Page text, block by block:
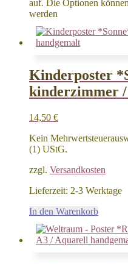
auf. Die Optionen
werden
Kinderposter
kinderzimmer
14,50 €
Kein
(1) UStG.
zzgl. Versandkosten
Lieferzeit: 2-3 Werktage
In den Warenkorb